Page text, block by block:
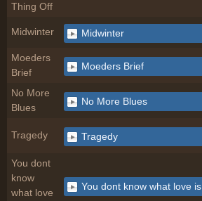
Thing Off
Midwinter Midwinter
Moeders
Brief
Moeders Brief
No More
Blues
No More Blues
Tragedy Tragedy
You dont
know
what love
You dont know what love is